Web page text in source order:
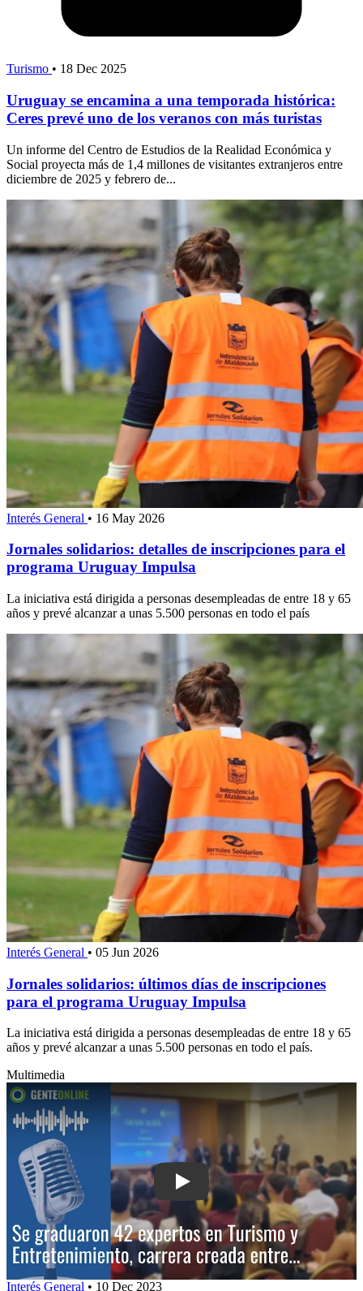
Turismo • 18 Dec 2025
Uruguay se encamina a una temporada histórica:
Ceres prevé uno de los veranos con más turistas
Un informe del Centro de Estudios de la Realidad Económica y
Social proyecta más de 1,4 millones de visitantes extranjeros entre
diciembre de 2025 y febrero de...
Interés General • 16 May 2026
Jornales solidarios: detalles de inscripciones para el
programa Uruguay Impulsa
La iniciativa está dirigida a personas desempleadas de entre 18 y 65
años y prevé alcanzar a unas 5.500 personas en todo el país
Interés General • 05 Jun 2026
Jornales solidarios: últimos días de inscripciones
para el programa Uruguay Impulsa
La iniciativa está dirigida a personas desempleadas de entre 18 y 65
años y prevé alcanzar a unas 5.500 personas en todo el país.
Multimedia
Play: Se graduaron 42 expertos en
Interés General • 10 Dec 2023